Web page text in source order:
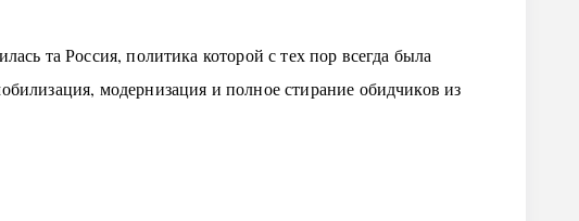
та Россия, политика которой с тех пор всегда была
модернизация и полное стирание обидчиков из